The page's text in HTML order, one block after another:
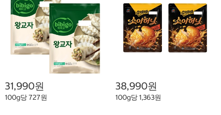
31,990원
100g당 727원
38,990원
100g당 1,363원